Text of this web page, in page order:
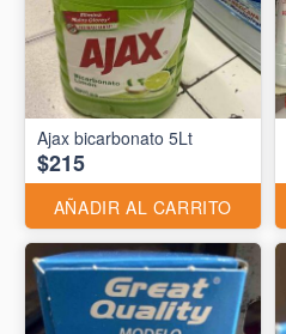
Ajax bicarbonato 5Lt
$215
AÑADIR AL CARRITO